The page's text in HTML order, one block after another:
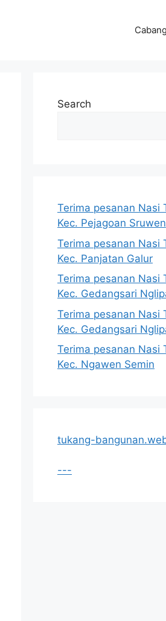
Cabang
Search
Terima pesanan Nasi
Kec. Pejagoan
Terima pesanan Nasi
Kec. Panjatan Galur
Terima pesanan Nasi
Kec. Gedangsari
Terima pesanan Nasi
Kec. Gedangsari
Terima pesanan Nasi
Kec. Ngawen Semin
tukang-
---